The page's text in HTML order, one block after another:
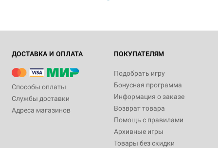
ДОСТАВКА И ОПЛАТА
Способы оплаты
Службы доставки
Адреса магазинов
ПОКУПАТЕЛЯМ
Подобрать игру
Бонусная программа
Информация о заказе
Возврат товара
Помощь с правилами
Архивные игры
Товары без скидки